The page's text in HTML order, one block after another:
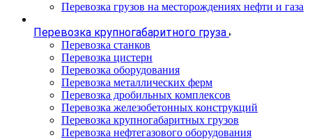
Перевозка грузов на месторождениях нефти и газа
Перевозка крупногабаритного груза
Перевозка станков
Перевозка цистерн
Перевозка оборудования
Перевозка металлических ферм
Перевозка дробильных комплексов
Перевозка железобетонных конструкций
Перевозка крупногабаритных грузов
Перевозка нефтегазового оборудования